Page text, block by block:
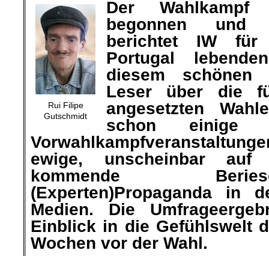
Rui Filipe
Gutschmidt
Der
begonnen und
berichtet IW
Portugal
diesem schönen
Leser über die
angesetzten
schon einige
ewige, unscheinbar auf
kommende
(Experten)Propaganda in
Medien. Die
Einblick in die Gefühlswelt
Wochen vor der Wahl.